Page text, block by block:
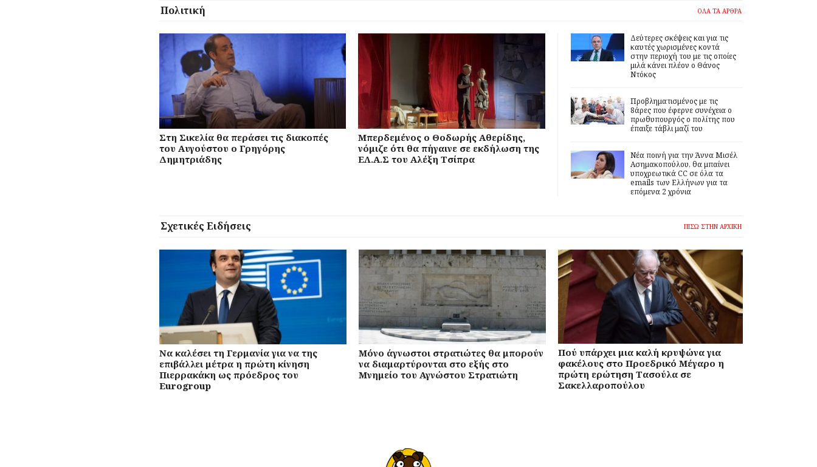
Πολιτική ΟΛΑ ΤΑ ΑΡΘΡΑ
Στη Σικελία θα περάσει τις διακοπές
του Αυγούστου ο Γρηγόρης
Δημητριάδης
Μπερδεμένος ο Θοδωρής Αθερίδης,
νόμιζε ότι θα πήγαινε σε εκδήλωση της
ΕΛ.Α.Σ του Αλέξη Τσίπρα
Δεύτερες σκέψεις και για τις
καυτές χωρισμένες κοντά
στην περιοχή του με τις οποίες
μιλά κάνει πλέον ο Θάνος
Ντόκος
Προβληματισμένος με τις
8άρες που έφερνε συνέχεια ο
πρωθυπουργός ο πολίτης που
έπαιξε τάβλι μαζί του
Νέα ποινή για την Άννα Μισέλ
Ασημακοπούλου, θα μπαίνει
υποχρεωτικά CC σε όλα τα
emails των Ελλήνων για τα
επόμενα 2 χρόνια
Σχετικές Ειδήσεις ΠΙΣΩ ΣΤΗΝ ΑΡΧΙΚΗ
Να καλέσει τη Γερμανία για να της
επιβάλλει μέτρα η πρώτη κίνηση
Πιερρακάκη ως πρόεδρος του
Eurogroup
Μόνο άγνωστοι στρατιώτες θα μπορούν
να διαμαρτύρονται στο εξής στο
Μνημείο του Αγνώστου Στρατιώτη
Πού υπάρχει μια καλή κρυψώνα για
φακέλους στο Προεδρικό Μέγαρο η
πρώτη ερώτηση Τασούλα σε
Σακελλαροπούλου